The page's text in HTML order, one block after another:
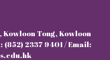
Tong, Kowloon
(852) 2337 9401 / Email: